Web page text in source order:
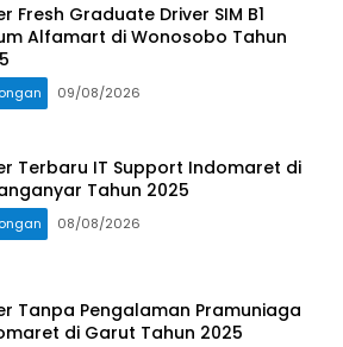
Fresh Graduate Driver SIM B1
Alfamart di Wonosobo Tahun
09/08/2026
Terbaru IT Support Indomaret di
Tahun 2025
08/08/2026
Tanpa Pengalaman Pramuniaga
di Garut Tahun 2025